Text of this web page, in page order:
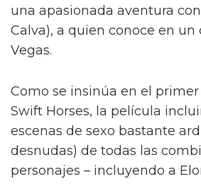
una apasionada aventura
Calva), a quien conoce en un
Vegas.
Como se insinúa en el
Swift Horses, la película
escenas de sexo bastante
desnudas) de todas las
personajes – incluyendo a